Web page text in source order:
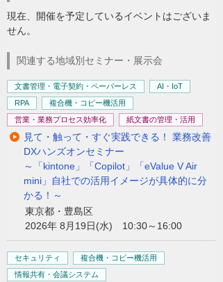
現在、開催を予定しているイベントはございま
せん。
関連する地域別セミナー・展示会
文書管理・電子契約・ペーパーレス
AI・IoT
RPA
複合機・コピー機活用
営業・業務プロセス効率化
紙文書の管理・活用
見て・触って・すぐ実践できる！ 業務改善
DXハンズオンセミナー
～「kintone」「Copilot」「eValue V Air
mini」自社での活用イメージが具体的に分
かる！～
東京都・豊島区
2026年 8月19日(水) 10:30～16:00
セキュリティ
複合機・コピー機活用
情報共有・会議システム